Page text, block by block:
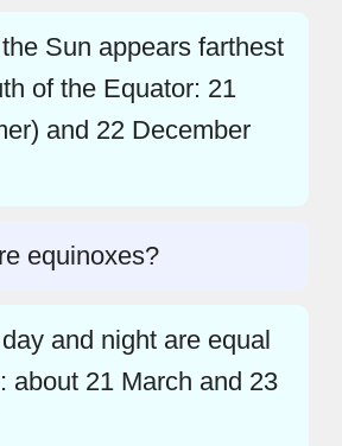
Sun appears farthest
of the Equator: 21
and 22 December
equinoxes?
and night are equal
about 21 March and 23